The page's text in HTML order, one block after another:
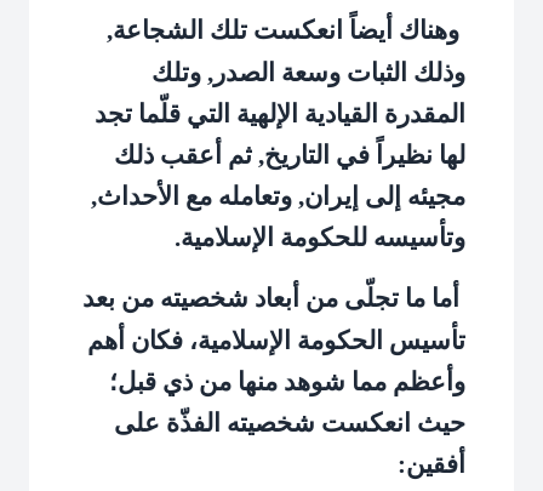
وهناك أيضاً انعكست تلك الشجاعة,
وذلك الثبات وسعة الصدر, وتلك
المقدرة القيادية الإلهية التي قلّما تجد
لها نظيراً في التاريخ, ثم أعقب ذلك
مجيئه إلى إيران, وتعامله مع الأحداث,
وتأسيسه للحكومة الإسلامية.
أما ما تجلّى من أبعاد شخصيته من بعد
تأسيس الحكومة الإسلامية، فكان أهم
وأعظم مما شوهد منها من ذي قبل؛
حيث انعكست شخصيته الفذّة على
أفقين: